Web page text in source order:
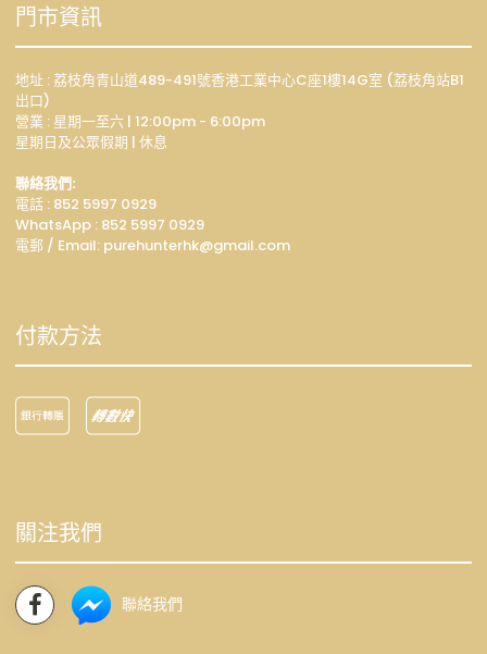
門市資訊
地址 : 荔枝角青山道489-491號香港工業中心C座1樓14G室 (荔枝角站B1
出口)
營業 : 星期一至六 | 12:00pm - 6:00pm
星期日及公眾假期 | 休息
聯絡我們:
電話 : 852 5997 0929
WhatsApp : 852 5997 0929
電郵 / Email: purehunterhk@gmail.com
付款方法
關注我們
聯絡我們